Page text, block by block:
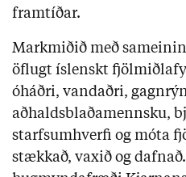
framtíðar.
Markmiðið með
öflugt íslenskt
óháðri, vandaðri,
aðhaldsblaðamennsku,
starfsumhverfi og móta
stækkað, vaxið og